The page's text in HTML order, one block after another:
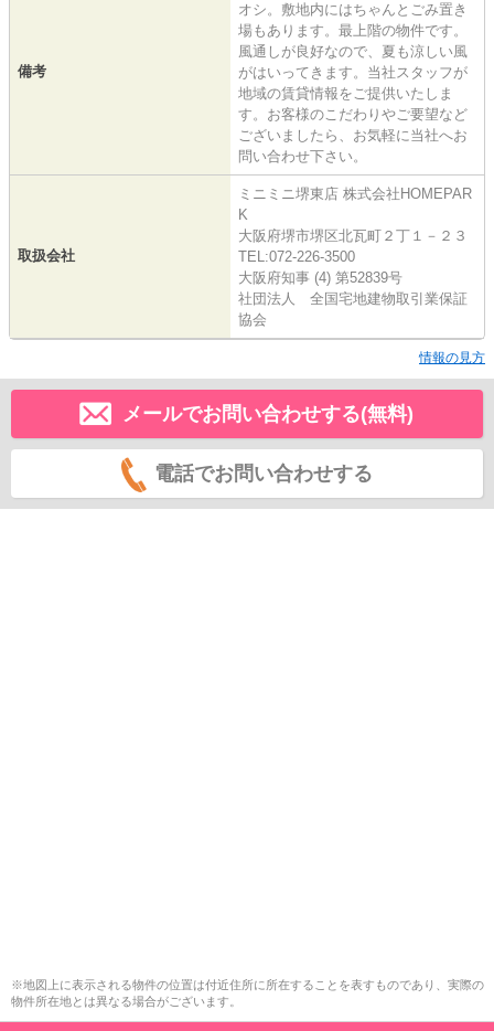
備考
オシ。敷地内にはちゃんとごみ置き
場もあります。最上階の物件です。
風通しが良好なので、夏も涼しい風
がはいってきます。当社スタッフが
地域の賃貸情報をご提供いたしま
す。お客様のこだわりやご要望など
ございましたら、お気軽に当社へお
問い合わせ下さい。
取扱会社
ミニミニ堺東店 株式会社HOMEPAR
K
大阪府堺市堺区北瓦町２丁１－２３
TEL:072-226-3500
大阪府知事 (4) 第52839号
社団法人 全国宅地建物取引業保証
協会
情報の見方
メールでお問い合わせする(無料)
電話でお問い合わせする
※地図上に表示される物件の位置は付近住所に所在することを表すものであり、実際の
物件所在地とは異なる場合がございます。